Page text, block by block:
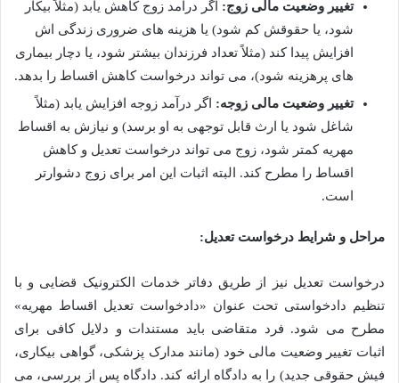
تغییر وضعیت مالی زوج: اگر درآمد زوج کاهش یابد (مثلاً بیکار
شود، یا حقوقش کم شود) یا هزینه های ضروری زندگی اش
افزایش پیدا کند (مثلاً تعداد فرزندان بیشتر شود، یا دچار بیماری
های پرهزینه شود)، می تواند درخواست کاهش اقساط را بدهد.
تغییر وضعیت مالی زوجه: اگر درآمد زوجه افزایش یابد (مثلاً
شاغل شود یا ارث قابل توجهی به او برسد) و نیازش به اقساط
مهریه کمتر شود، زوج می تواند درخواست تعدیل و کاهش
اقساط را مطرح کند. البته اثبات این امر برای زوج دشوارتر
است.
مراحل و شرایط درخواست تعدیل:
درخواست تعدیل نیز از طریق دفاتر خدمات الکترونیک قضایی و با
تنظیم دادخواستی تحت عنوان «دادخواست تعدیل اقساط مهریه»
مطرح می شود. فرد متقاضی باید مستندات و دلایل کافی برای
اثبات تغییر وضعیت مالی خود (مانند مدارک پزشکی، گواهی بیکاری،
فیش حقوقی جدید) را به دادگاه ارائه کند. دادگاه پس از بررسی، می